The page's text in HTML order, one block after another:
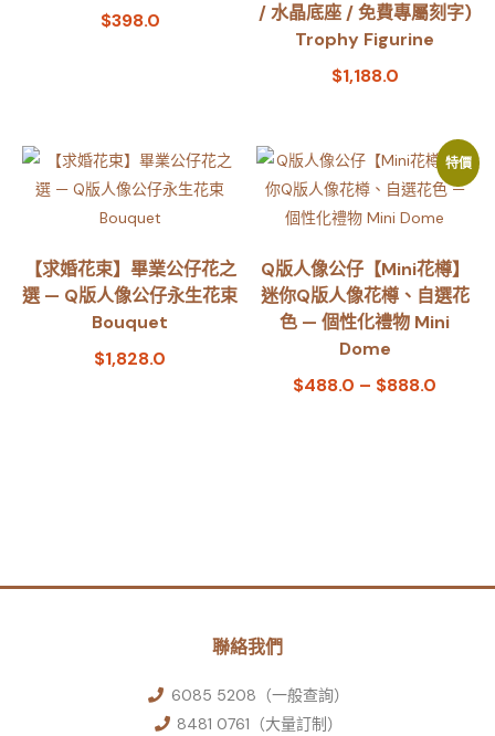
$398.0
/ 水晶底座 / 免費專屬刻字)
Trophy Figurine
$1,188.0
【求婚花束】畢業公仔花之
選 — Q版人像公仔永生花束
Bouquet
$1,828.0
特價
Q版人像公仔【Mini花樽】
迷你Q版人像花樽、自選花
色 — 個性化禮物 Mini
Dome
$488.0 – $888.0
聯絡我們
6085 5208（一般查詢）
8481 0761（大量訂制）